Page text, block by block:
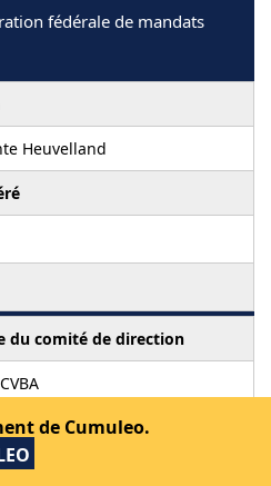
fédérale de mandats
Heuvelland
du comité de direction
de Cumuleo.